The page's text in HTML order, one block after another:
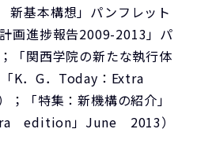
基本構想」パンフレット
画進捗報告2009-2013」パ
「関西学院の新たな執行体
K．G．Today：Extra
「特集：新機構の紹介」
edition」June 2013）